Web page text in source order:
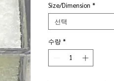
Size/Dimension *
선택
수량 *